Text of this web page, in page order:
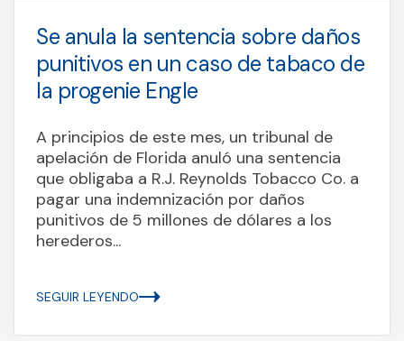
Se anula la sentencia sobre daños
punitivos en un caso de tabaco de
la progenie Engle
A principios de este mes, un tribunal de
apelación de Florida anuló una sentencia
que obligaba a R.J. Reynolds Tobacco Co. a
pagar una indemnización por daños
punitivos de 5 millones de dólares a los
herederos...
SEGUIR LEYENDO